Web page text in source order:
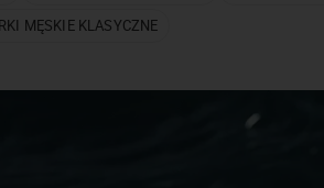
MĘSKIE KLASYCZNE